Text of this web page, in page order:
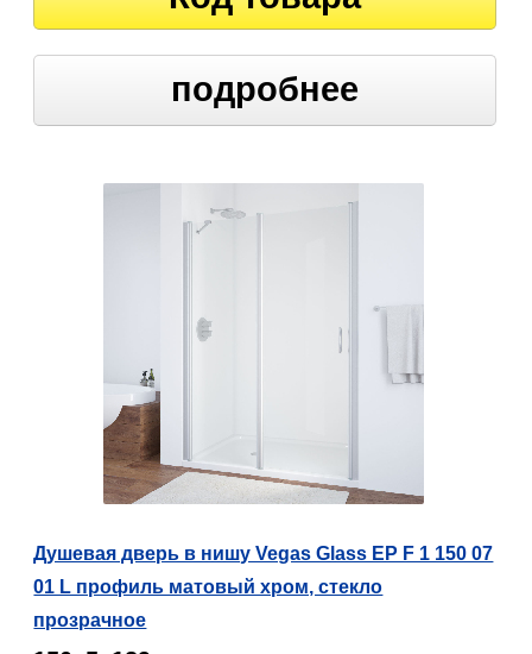
подробнее
Душевая дверь в нишу Vegas Glass EP F 1 150 07
01 L профиль матовый хром, стекло
прозрачное